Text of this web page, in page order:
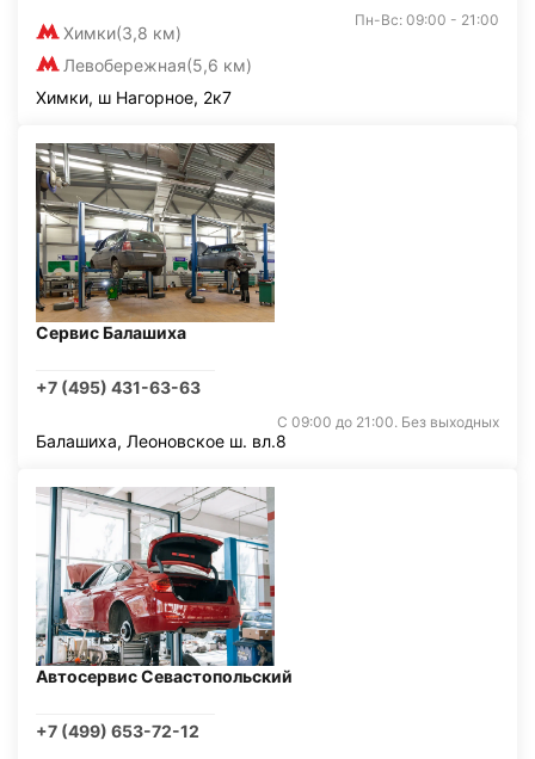
Химки(3,8 км)
Левобережная(5,6 км)
Пн-Вс: 09:00 - 21:00
Химки, ш Нагорное, 2к7
Сервис Балашиха
+7 (495) 431-63-63
С 09:00 до 21:00. Без выходных
Балашиха, Леоновское ш. вл.8
Автосервис Севастопольский
+7 (499) 653-72-12